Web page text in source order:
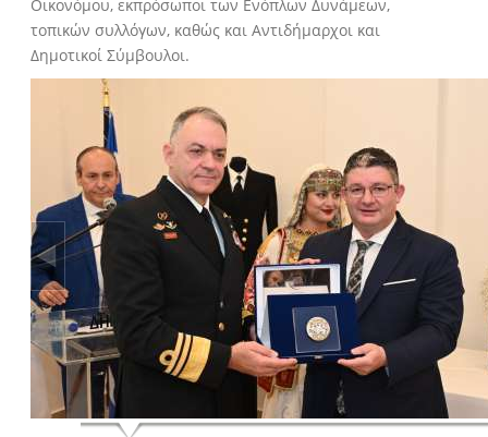
Οικονόμου, εκπρόσωποι των Ενόπλων Δυνάμεων,
τοπικών συλλόγων, καθώς και Αντιδήμαρχοι και
Δημοτικοί Σύμβουλοι.